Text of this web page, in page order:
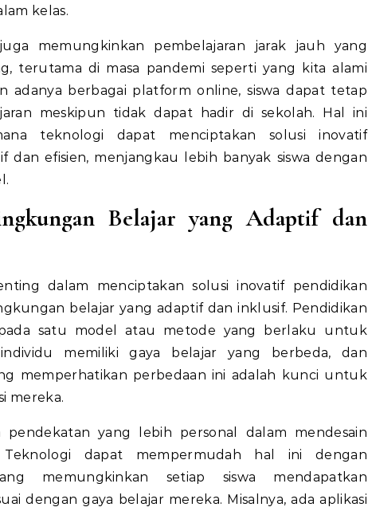
kelas.
memungkinkan pembelajaran jarak jauh yang
terutama di masa pandemi seperti yang kita alami
adanya berbagai platform online, siswa dapat tetap
meskipun tidak dapat hadir di sekolah. Hal ini
teknologi dapat menciptakan solusi inovatif
dan efisien, menjangkau lebih banyak siswa dengan
Belajar yang Adaptif dan
dalam menciptakan solusi inovatif pendidikan
belajar yang adaptif dan inklusif. Pendidikan
satu model atau metode yang berlaku untuk
memiliki gaya belajar yang berbeda, dan
memperhatikan perbedaan ini adalah kunci untuk
mereka.
yang lebih personal dalam mendesain
Teknologi dapat mempermudah hal ini dengan
memungkinkan setiap siswa mendapatkan
dengan gaya belajar mereka. Misalnya, ada aplikasi